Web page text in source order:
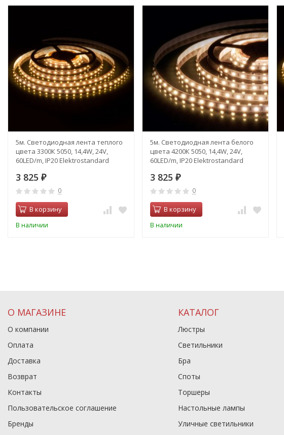
5м. Светодиодная лента теплого
цвета 3300К 5050, 14,4W, 24V,
60LED/m, IP20 Elektrostandard
3 825 ₽
0
В корзину
В наличии
5м. Светодиодная лента белого
цвета 4200К 5050, 14,4W, 24V,
60LED/m, IP20 Elektrostandard
3 825 ₽
0
В корзину
В наличии
О МАГАЗИНЕ
О компании
Оплата
Доставка
Возврат
Контакты
Пользовательское соглашение
Бренды
КАТАЛОГ
Люстры
Светильники
Бра
Споты
Торшеры
Настольные лампы
Уличные светильники